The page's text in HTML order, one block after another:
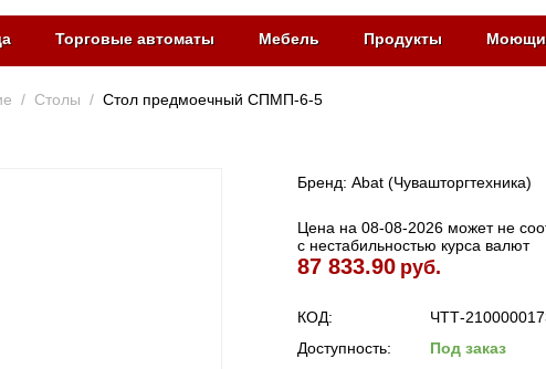
Торговые автоматы Мебель Продукты
/ Столы / Стол предмоечный СПМП-6-5
Бренд: Abat (Чувашторгтехника)
Цена на 08-08-2026 может не
с нестабильностью курса валют
87 833.90 руб.
КОД:
ЧТТ-
Доступность:
Под заказ